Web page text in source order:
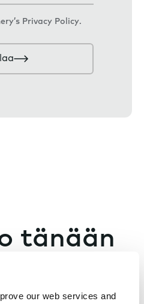
our web services and
Privacy Policy.
tänään